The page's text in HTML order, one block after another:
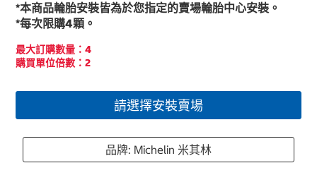
*本商品輪胎安裝皆為於您指定的賣場輪胎中心安裝。
*每次限購4顆。
最大訂購數量：4
購買單位倍數：2
請選擇安裝賣場
品牌: Michelin 米其林